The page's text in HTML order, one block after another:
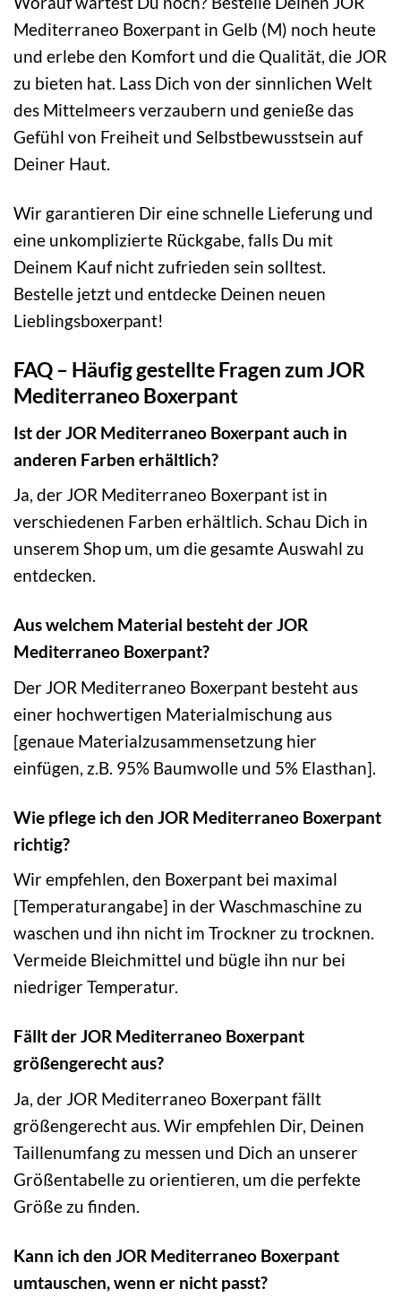
Mediterraneo Boxerpant in Gelb (M) noch heute
und erlebe den Komfort und die Qualität, die JOR
zu bieten hat. Lass Dich von der sinnlichen Welt
des Mittelmeers verzaubern und genieße das
Gefühl von Freiheit und Selbstbewusstsein auf
Deiner Haut.
Wir garantieren Dir eine schnelle Lieferung und
eine unkomplizierte Rückgabe, falls Du mit
Deinem Kauf nicht zufrieden sein solltest.
Bestelle jetzt und entdecke Deinen neuen
Lieblingsboxerpant!
FAQ – Häufig gestellte Fragen zum JOR
Mediterraneo Boxerpant
Ist der JOR Mediterraneo Boxerpant auch in
anderen Farben erhältlich?
Ja, der JOR Mediterraneo Boxerpant ist in
verschiedenen Farben erhältlich. Schau Dich in
unserem Shop um, um die gesamte Auswahl zu
entdecken.
Aus welchem Material besteht der JOR
Mediterraneo Boxerpant?
Der JOR Mediterraneo Boxerpant besteht aus
einer hochwertigen Materialmischung aus
[genaue Materialzusammensetzung hier
einfügen, z.B. 95% Baumwolle und 5% Elasthan].
Wie pflege ich den JOR Mediterraneo Boxerpant
richtig?
Wir empfehlen, den Boxerpant bei maximal
[Temperaturangabe] in der Waschmaschine zu
waschen und ihn nicht im Trockner zu trocknen.
Vermeide Bleichmittel und bügle ihn nur bei
niedriger Temperatur.
Fällt der JOR Mediterraneo Boxerpant
größengerecht aus?
Ja, der JOR Mediterraneo Boxerpant fällt
größengerecht aus. Wir empfehlen Dir, Deinen
Taillenumfang zu messen und Dich an unserer
Größentabelle zu orientieren, um die perfekte
Größe zu finden.
Kann ich den JOR Mediterraneo Boxerpant
umtauschen, wenn er nicht passt?